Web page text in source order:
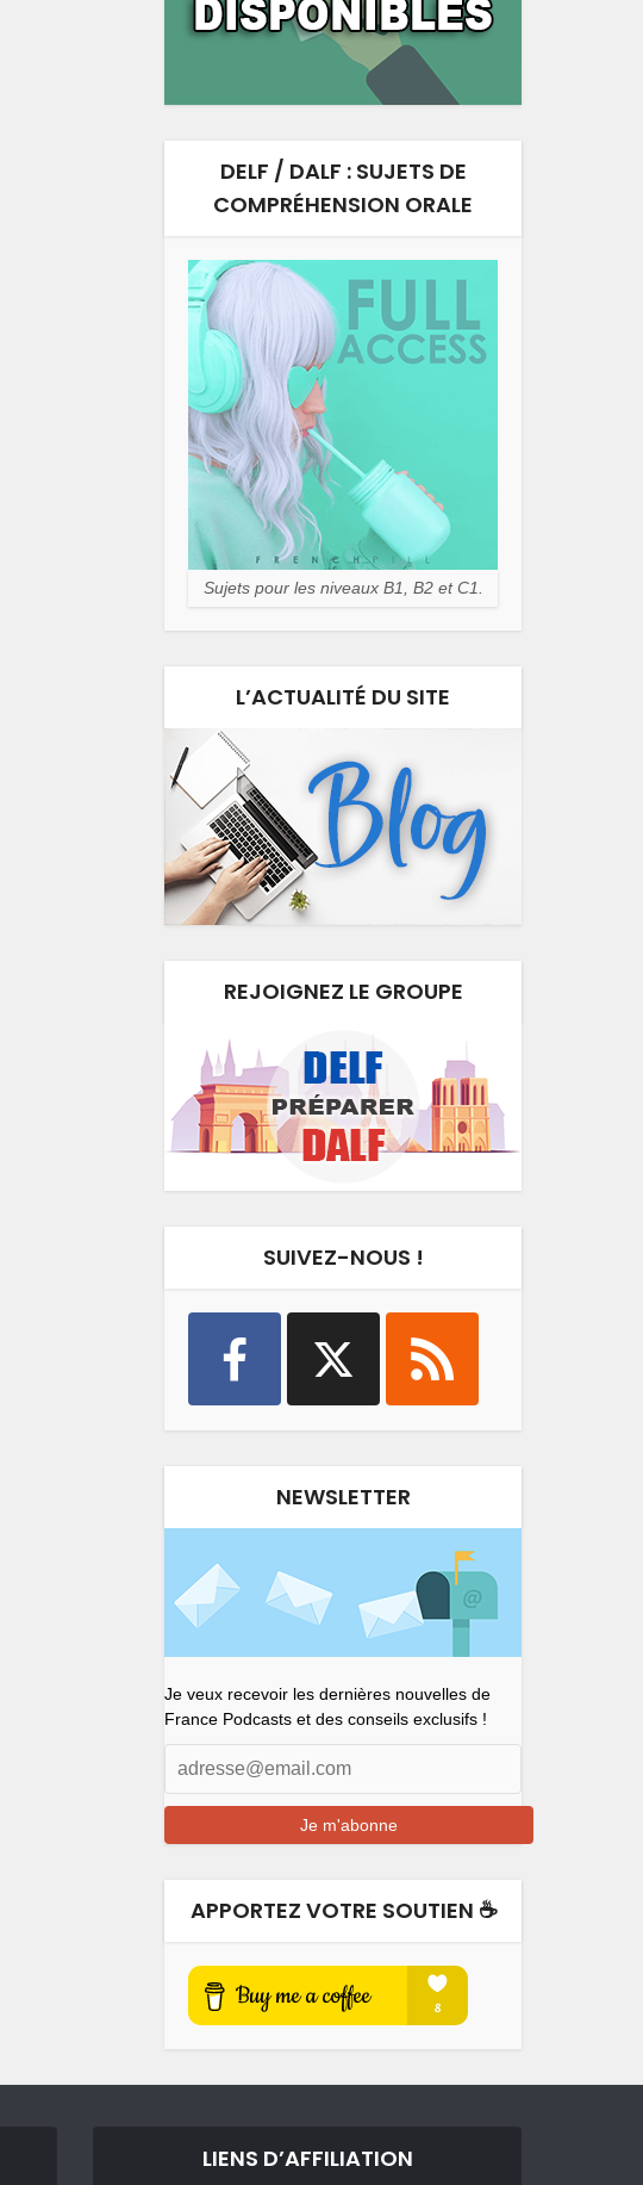
DELF / DALF : SUJETS DE
COMPRÉHENSION ORALE
Sujets pour les niveaux B1, B2 et C1.
L’ACTUALITÉ DU SITE
REJOIGNEZ LE GROUPE
SUIVEZ-NOUS !
NEWSLETTER
Je veux recevoir les dernières nouvelles de
France Podcasts et des conseils exclusifs !
APPORTEZ VOTRE SOUTIEN ☕️
LIENS D’AFFILIATION